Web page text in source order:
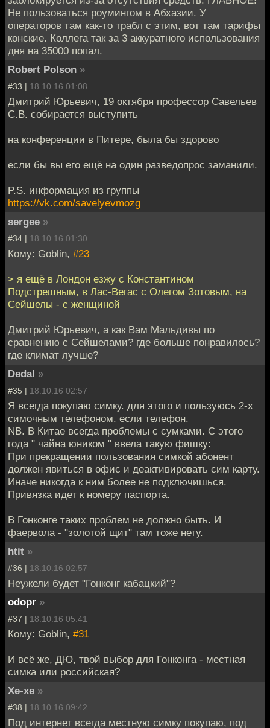
Не пользоваться роумингом в Абхазии. У
операторов там как-то трабл с этим, вот там тарифы
конские. Коллега так за 3 аккуратного использования
дня на 35000 попал.
Robert Polson »
#33 | 18.10.16 01:08
Дмитрий Юрьевич, 19 октября профессор Савельев
С.В. собирается выступить
на конференции в Питере, была бы здорово
если бы вы его ещё на один разведопрос заманили.
P.S. информация из группы
https://vk.com/savelyevmozg
sergee »
#34 | 18.10.16 01:30
Кому: Goblin, #23
> я ещё в Лондон езжу с Константином
Подстрешным, в Лас-Вегас с Олегом Зотовым, на
Сейшелы - с женщиной
Дмитрий Юрьевич, а как Вам Мальдивы по
сравнению с Сейшелами? где больше понравилось?
где климат лучше?
Dedal »
#35 | 18.10.16 02:57
Я всегда покупаю симку. для этого и пользуюсь 2-х
симочным телефоном. если телефон.
NB. В Китае всегда проблемы с сумками. С этого
года " чайна юником " ввела такую фишку:
При прекращении пользования симкой абонент
должен явиться в офис и деактивировать сим карту.
Иначе никогда к ним более не подключишься.
Привязка идет к номеру паспорта.
В Гонконге таких проблем не должно быть. И
фаервола - "золотой щит" там тоже нету.
htit »
#36 | 18.10.16 02:57
Неужели будет "Гонконг кабацкий"?
odopr »
#37 | 18.10.16 05:41
Кому: Goblin, #31
И всё же, ДЮ, твой выбор для Гонконга - местная
симка или российская?
Хе-хе »
#38 | 18.10.16 09:42
Под интернет всегда местную симку покупаю, под